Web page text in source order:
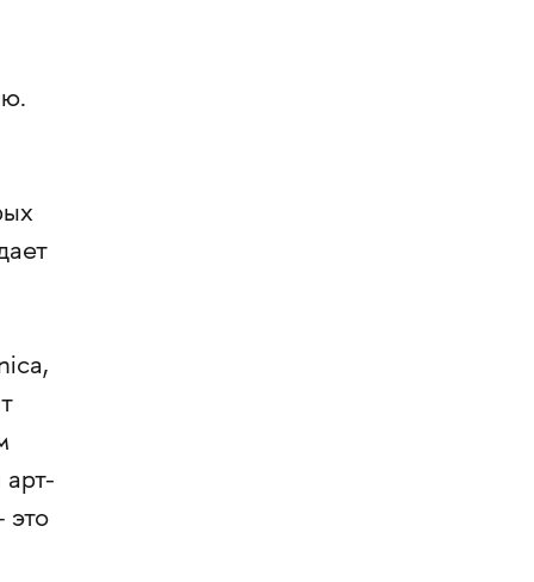
это